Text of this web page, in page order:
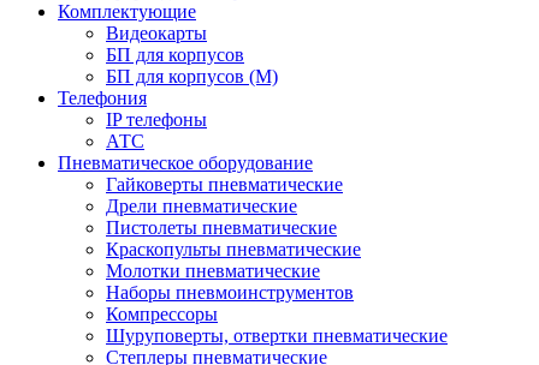
Комплектующие
Видеокарты
БП для корпусов
БП для корпусов (М)
Телефония
IP телефоны
АТС
Пневматическое оборудование
Гайковерты пневматические
Дрели пневматические
Пистолеты пневматические
Краскопульты пневматические
Молотки пневматические
Наборы пневмоинструментов
Компрессоры
Шуруповерты, отвертки пневматические
Степлеры пневматические